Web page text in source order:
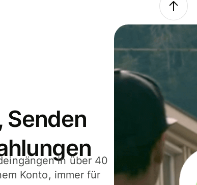
Senden
in über 40
Konto, immer für